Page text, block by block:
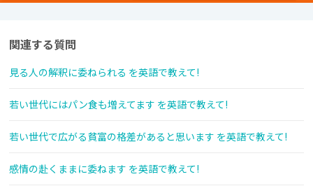
関連する質問
見る人の解釈に委ねられる を英語で教えて!
若い世代にはパン食も増えてます を英語で教えて!
若い世代で広がる貧富の格差があると思います を英語で教えて!
感情の赴くままに委ねます を英語で教えて!